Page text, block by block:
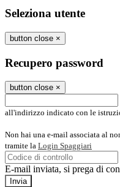
Seleziona utente
button close ×
Recupero password
button close ×
all'indirizzo indicato con le
Non hai una e-mail associata al
tramite la Login Spaggiari
E-mail inviata, si prega di